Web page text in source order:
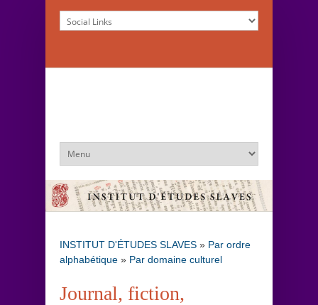
INSTITUT D'ÉTUDES SLAVES » Par ordre
alphabétique » Par domaine culturel
Journal, fiction,